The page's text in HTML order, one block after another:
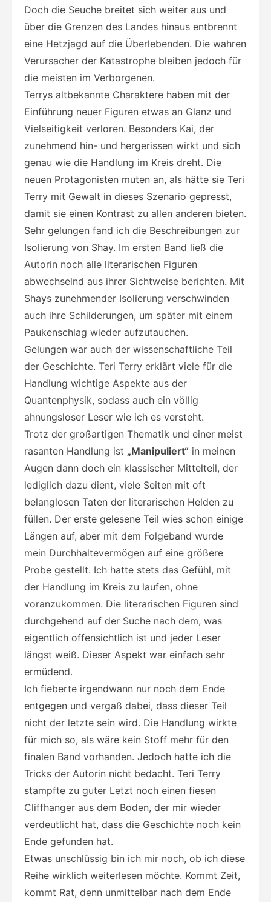
Doch die Seuche breitet sich weiter aus und
über die Grenzen des Landes hinaus entbrennt
eine Hetzjagd auf die Überlebenden. Die wahren
Verursacher der Katastrophe bleiben jedoch für
die meisten im Verborgenen.
Terrys altbekannte Charaktere haben mit der
Einführung neuer Figuren etwas an Glanz und
Vielseitigkeit verloren. Besonders Kai, der
zunehmend hin- und hergerissen wirkt und sich
genau wie die Handlung im Kreis dreht. Die
neuen Protagonisten muten an, als hätte sie Teri
Terry mit Gewalt in dieses Szenario gepresst,
damit sie einen Kontrast zu allen anderen bieten.
Sehr gelungen fand ich die Beschreibungen zur
Isolierung von Shay. Im ersten Band ließ die
Autorin noch alle literarischen Figuren
abwechselnd aus ihrer Sichtweise berichten. Mit
Shays zunehmender Isolierung verschwinden
auch ihre Schilderungen, um später mit einem
Paukenschlag wieder aufzutauchen.
Gelungen war auch der wissenschaftliche Teil
der Geschichte. Teri Terry erklärt viele für die
Handlung wichtige Aspekte aus der
Quantenphysik, sodass auch ein völlig
ahnungsloser Leser wie ich es versteht.
Trotz der großartigen Thematik und einer meist
rasanten Handlung ist „Manipuliert“ in meinen
Augen dann doch ein klassischer Mittelteil, der
lediglich dazu dient, viele Seiten mit oft
belanglosen Taten der literarischen Helden zu
füllen. Der erste gelesene Teil wies schon einige
Längen auf, aber mit dem Folgeband wurde
mein Durchhaltevermögen auf eine größere
Probe gestellt. Ich hatte stets das Gefühl, mit
der Handlung im Kreis zu laufen, ohne
voranzukommen. Die literarischen Figuren sind
durchgehend auf der Suche nach dem, was
eigentlich offensichtlich ist und jeder Leser
längst weiß. Dieser Aspekt war einfach sehr
ermüdend.
Ich fieberte irgendwann nur noch dem Ende
entgegen und vergaß dabei, dass dieser Teil
nicht der letzte sein wird. Die Handlung wirkte
für mich so, als wäre kein Stoff mehr für den
finalen Band vorhanden. Jedoch hatte ich die
Tricks der Autorin nicht bedacht. Teri Terry
stampfte zu guter Letzt noch einen fiesen
Cliffhanger aus dem Boden, der mir wieder
verdeutlicht hat, dass die Geschichte noch kein
Ende gefunden hat.
Etwas unschlüssig bin ich mir noch, ob ich diese
Reihe wirklich weiterlesen möchte. Kommt Zeit,
kommt Rat, denn unmittelbar nach dem Ende